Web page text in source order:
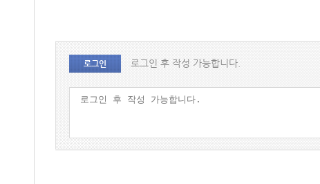
로그인
로그인 후 작성 가능합니다.